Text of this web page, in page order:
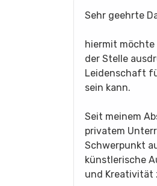
Sehr geehrte
hiermit möchte
der Stelle
Leidenschaft
sein kann.
Seit meinem
privatem
Schwerpunkt
künstlerische
und Kreativität